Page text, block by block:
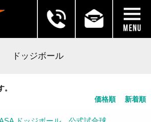
ドッジボール
価格順
新着順